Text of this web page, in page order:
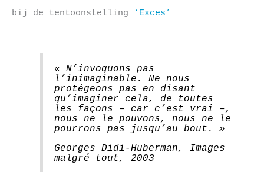
bij de tentoonstelling
‘Exces’
« N’invoquons pas
l’inimaginable. Ne nous
protégeons pas en disant
qu’imaginer cela, de toutes
les façons – car c’est vrai –,
nous ne le pouvons, nous ne le
pourrons pas jusqu’au bout. »
Georges Didi-Huberman, Images
malgré tout, 2003